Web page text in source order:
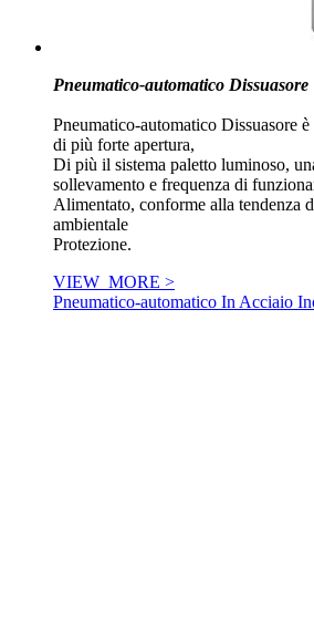
Pneumatico-automatico Dissuasore
Pneumatico-automatico Dissuasore
di più forte apertura,
Di più il sistema paletto luminoso,
sollevamento e frequenza di
Alimentato, conforme alla tendenza
ambientale
Protezione.
VIEW_MORE >
Pneumatico-automatico In Acciaio